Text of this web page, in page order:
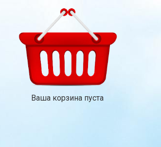
Ваша корзина пуста